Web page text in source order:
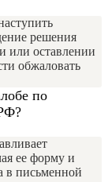
решения
или оставлении
обжаловать
по
ее форму и
в письменной